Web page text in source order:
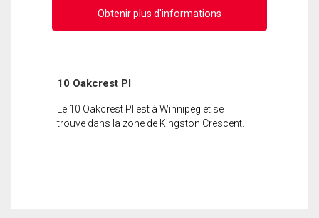
Obtenir plus d'informations
10 Oakcrest Pl
Le 10 Oakcrest Pl est à Winnipeg et se
trouve dans la zone de Kingston Crescent.